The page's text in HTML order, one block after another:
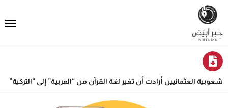
شعوبية العثمانيين أرادت أن تغير لغة القرآن من “العربية” إلى “التركية”